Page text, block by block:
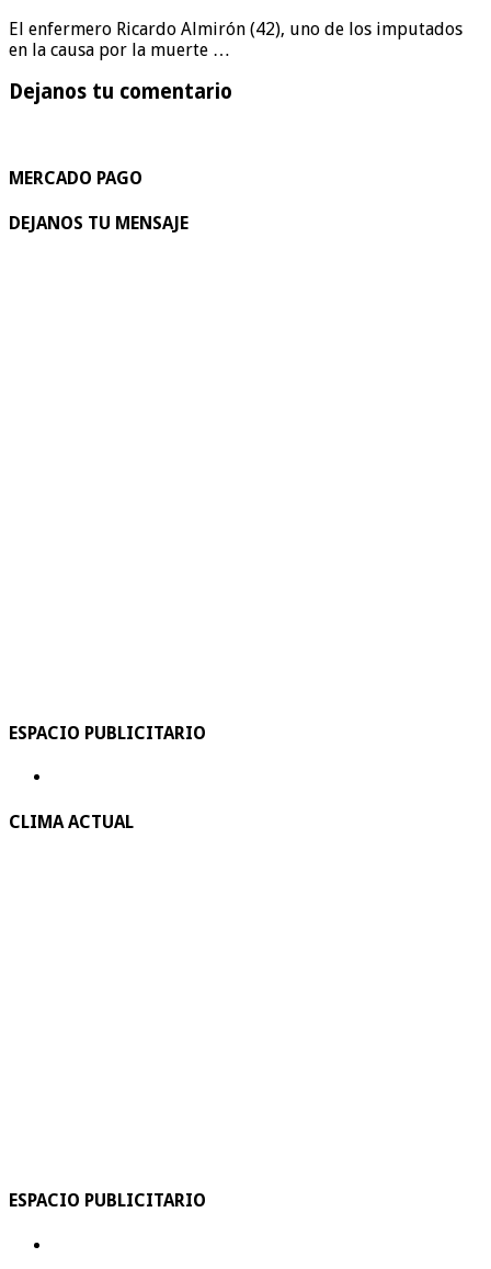
El enfermero Ricardo Almirón (42), uno de los imputados
en la causa por la muerte …
Dejanos tu comentario
MERCADO PAGO
DEJANOS TU MENSAJE
ESPACIO PUBLICITARIO
CLIMA ACTUAL
ESPACIO PUBLICITARIO